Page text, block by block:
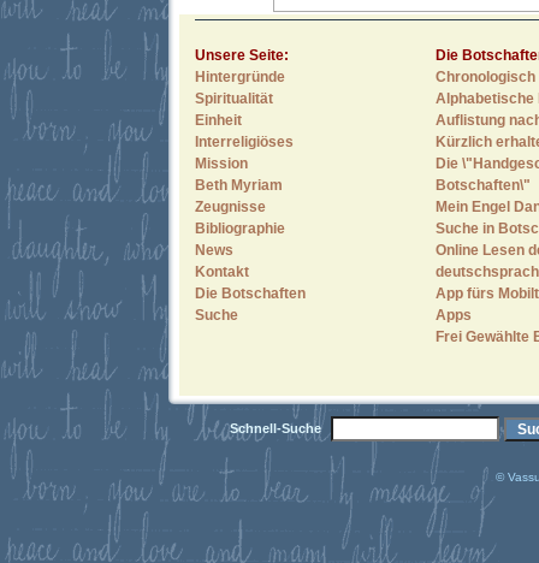
Unsere Seite:
Hintergründe
Spiritualität
Einheit
Interreligiöses
Mission
Beth Myriam
Zeugnisse
Bibliographie
News
Kontakt
Die Botschaften
Suche
Die
Alphabetische
Auflistung
Kürzlich
Die
Botschaften\"
Mein Engel
Suche in
Online Lesen
App fürs
Apps
Frei Gewählte
Schnell-Suche
©